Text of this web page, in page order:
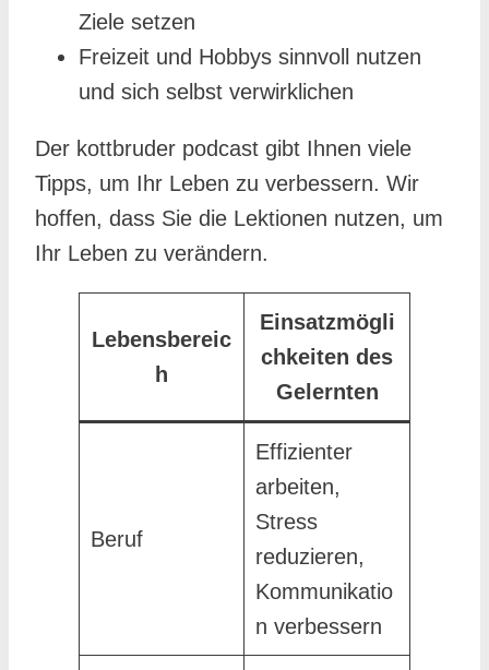
Ziele setzen
Freizeit und Hobbys sinnvoll nutzen
und sich selbst verwirklichen
Der kottbruder podcast gibt Ihnen viele
Tipps, um Ihr Leben zu verbessern. Wir
hoffen, dass Sie die Lektionen nutzen, um
Ihr Leben zu verändern.
Lebensbereic
h
Einsatzmögli
chkeiten des
Gelernten
Beruf
Effizienter
arbeiten,
Stress
reduzieren,
Kommunikatio
n verbessern